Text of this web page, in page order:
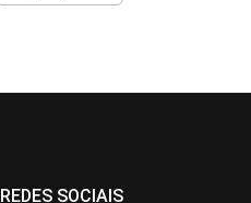
REDES SOCIAIS